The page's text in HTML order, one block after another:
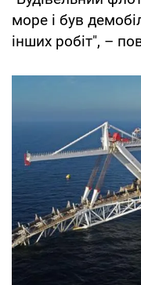
море і був
інших робіт", –